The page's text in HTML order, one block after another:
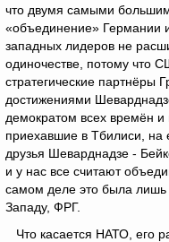
что двумя самыми
«объединение» Германии
западных лидеров не
одиночестве, потому что
стратегические партнёры
достижениями
демократом всех времён и
приехавшие в Тбилиси,
друзья Шеварднадзе -
и у нас все считают
самом деле это была лишь
Западу, ФРГ.
Что касается НАТО, его